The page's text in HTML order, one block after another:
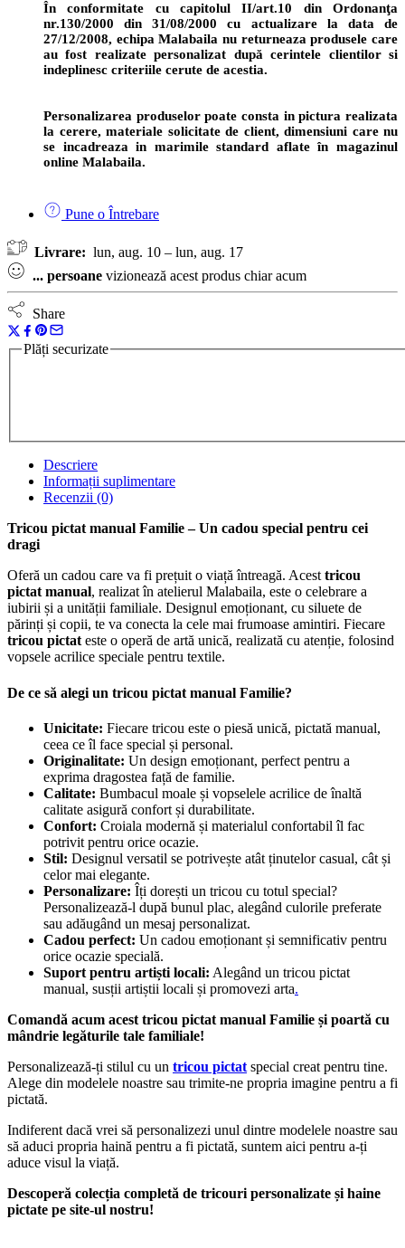
În conformitate cu capitolul II/art.10 din Ordonanţa
nr.130/2000 din 31/08/2000 cu actualizare la data de
27/12/2008, echipa Malabaila nu returneaza produsele care
au fost realizate personalizat după cerintele clientilor si
indeplinesc criteriile cerute de acestia.
Personalizarea produselor poate consta in pictura realizata
la cerere, materiale solicitate de client, dimensiuni care nu
se incadreaza in marimile standard aflate în magazinul
online Malabaila.
Pune o Întrebare
Livrare: lun, aug. 10 – lun, aug. 17
... persoane vizionează acest produs chiar acum
Share
Plăți securizate
Descriere
Informații suplimentare
Recenzii (0)
Tricou pictat manual Familie – Un cadou special pentru cei
dragi
Oferă un cadou care va fi prețuit o viață întreagă. Acest tricou
pictat manual, realizat în atelierul Malabaila, este o celebrare a
iubirii și a unității familiale. Designul emoționant, cu siluete de
părinți și copii, te va conecta la cele mai frumoase amintiri. Fiecare
tricou pictat este o operă de artă unică, realizată cu atenție, folosind
vopsele acrilice speciale pentru textile.
De ce să alegi un tricou pictat manual Familie?
Unicitate: Fiecare tricou este o piesă unică, pictată manual,
ceea ce îl face special și personal.
Originalitate: Un design emoționant, perfect pentru a
exprima dragostea față de familie.
Calitate: Bumbacul moale și vopselele acrilice de înaltă
calitate asigură confort și durabilitate.
Confort: Croiala modernă și materialul confortabil îl fac
potrivit pentru orice ocazie.
Stil: Designul versatil se potrivește atât ținutelor casual, cât și
celor mai elegante.
Personalizare: Îți dorești un tricou cu totul special?
Personalizează-l după bunul plac, alegând culorile preferate
sau adăugând un mesaj personalizat.
Cadou perfect: Un cadou emoționant și semnificativ pentru
orice ocazie specială.
Suport pentru artiști locali: Alegând un tricou pictat
manual, susții artiștii locali și promovezi arta.
Comandă acum acest tricou pictat manual Familie și poartă cu
mândrie legăturile tale familiale!
Personalizează-ți stilul cu un tricou pictat special creat pentru tine.
Alege din modelele noastre sau trimite-ne propria imagine pentru a fi
pictată.
Indiferent dacă vrei să personalizezi unul dintre modelele noastre sau
să aduci propria haină pentru a fi pictată, suntem aici pentru a-ți
aduce visul la viață.
Descoperă colecția completă de tricouri personalizate și haine
pictate pe site-ul nostru!